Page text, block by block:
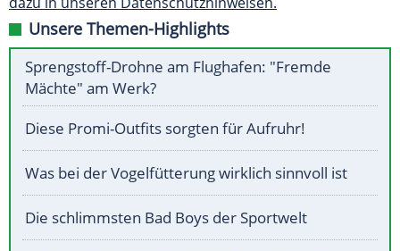
Unsere Themen-Highlights
Sprengstoff-Drohne am Flughafen: "Fremde
Mächte" am Werk?
Diese Promi-Outfits sorgten für Aufruhr!
Was bei der Vogelfütterung wirklich sinnvoll ist
Die schlimmsten Bad Boys der Sportwelt